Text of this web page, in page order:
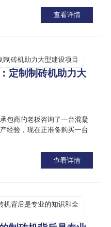
查看详情
定制制砖机助力大
包商的老板咨询了一台混凝
经验，现在正准备购买一台
……
查看详情